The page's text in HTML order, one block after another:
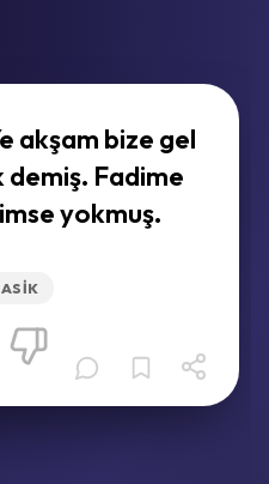
akşam bize gel
Fadime
yokmuş.